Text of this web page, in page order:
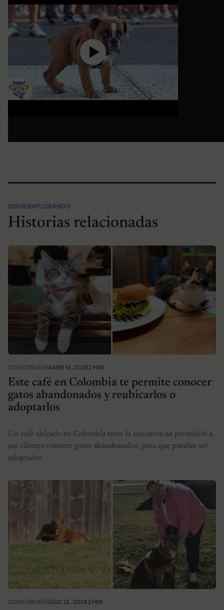
SIGUE EXPLORANDO
Historias relacionadas
CURIOSIDADESABR 16, 20252 MIN
Este café en Colombia te permite conocer
gatos abandonados y reubicarlos o
adoptarlos
Un café ubicado en Colombia tiene la iniciativa de permitirle a
sus clientes conocer gatos abandonados, para que puedan ser
adoptados
CURIOSIDADESDIC 12, 20243 MIN